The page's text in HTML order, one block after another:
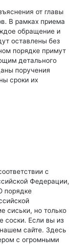
от главы
В рамках приема
обращение и
оставлены без
порядке примут
детального
поручения
сроки их
с
Федерации,
порядке
сиськи, но только
соски. Если вы из
сайте. Здесь
с огромными